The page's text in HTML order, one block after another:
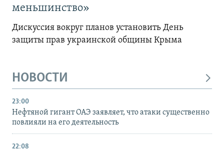
меньшинство»
Дискуссия вокруг планов установить День
защиты прав украинской общины Крыма
НОВОСТИ
23:00
Нефтяной гигант ОАЭ заявляет, что атаки существенно
повлияли на его деятельность
22:08